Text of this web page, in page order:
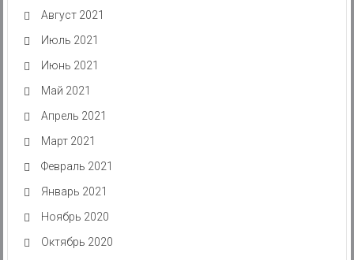
Август 2021
Июль 2021
Июнь 2021
Май 2021
Апрель 2021
Март 2021
Февраль 2021
Январь 2021
Ноябрь 2020
Октябрь 2020